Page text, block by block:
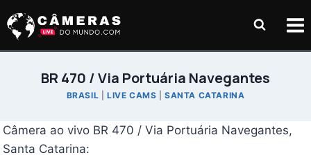
para
BR 470 / Via Portuária Navegantes
BRASIL LIVE CAMS |SANTA CATARINA
Câmera ao vivo BR 470 / Via Portuária Navegantes,
Santa Catarina: